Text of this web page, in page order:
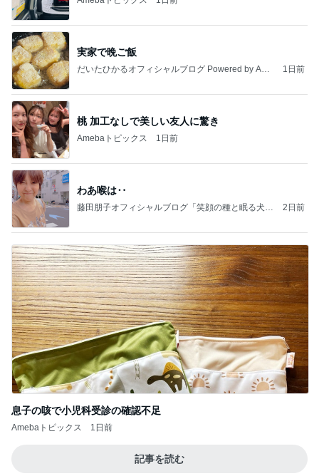
実家で晩ご飯
だいたひかるオフィシャルブログ Powered by Ame
1日前
桃 加工なしで美しい友人に驚き
Amebaトピックス 1日前
わあ喉は‥
藤田朋子オフィシャルブログ「笑顔の種と眠る犬」
2日前
息子の咳で小児科受診の確認不足
Amebaトピックス 1日前
記事を読む